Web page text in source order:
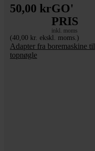
50,00 krGO'
PRIS
inkl. moms
(40,00 kr. ekskl. moms.)
Adapter fra boremaskine til
topnøgle